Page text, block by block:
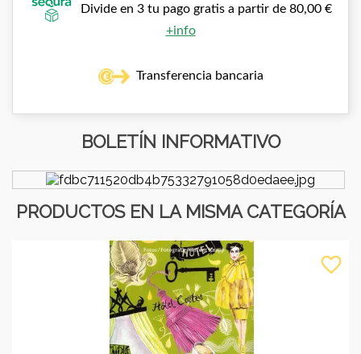
Divide en 3 tu pago gratis a partir de 80,00 €
+info
Transferencia bancaria
BOLETÍN INFORMATIVO
PRODUCTOS EN LA MISMA CATEGORÍA
favorite_border